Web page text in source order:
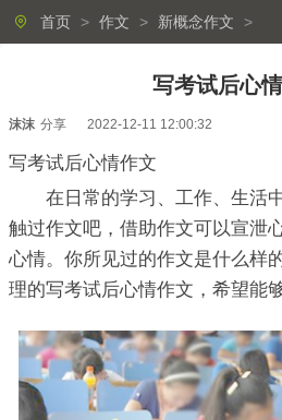
首页 > 作文 > 新概念作文 >
写考试后心
沫沫 分享 2022-12-11 12:00:32
写考试后心情作文
在日常的学习、工作、生活
触过作文吧，借助作文可以宣泄
心情。你所见过的作文是什么样
理的写考试后心情作文，希望能